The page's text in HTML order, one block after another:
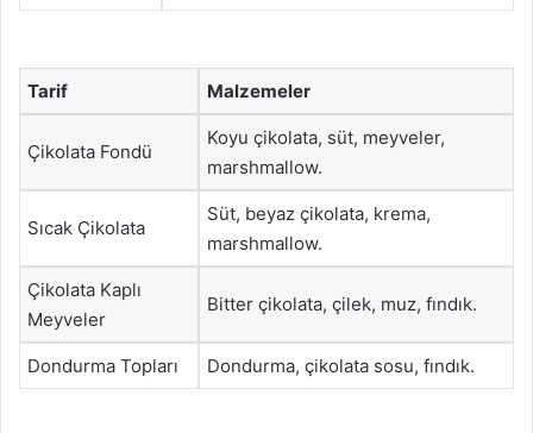
Tarif Malzemeler
Çikolata Fondü
Koyu çikolata, süt, meyveler,
marshmallow.
Sıcak Çikolata
Süt, beyaz çikolata, krema,
marshmallow.
Çikolata Kaplı
Meyveler
Bitter çikolata, çilek, muz, fındık.
Dondurma Topları Dondurma, çikolata sosu, fındık.